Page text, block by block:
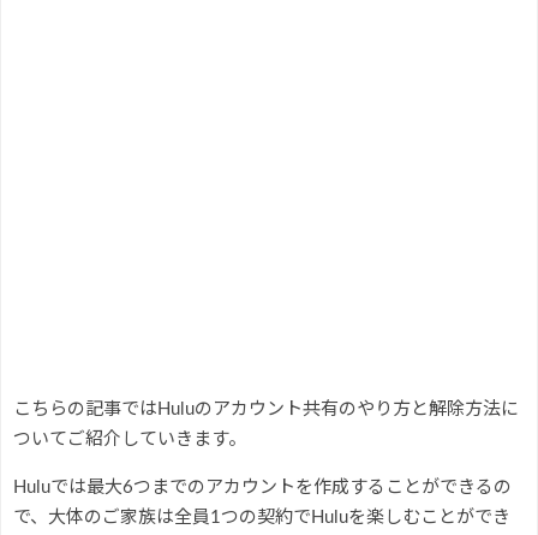
こちらの記事ではHuluのアカウント共有のやり方と解除方法に
ついてご紹介していきます。
Huluでは最大6つまでのアカウントを作成することができるの
で、大体のご家族は全員1つの契約でHuluを楽しむことができ